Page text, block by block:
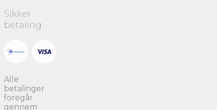
Sikker
betaling
Alle
betalinger
foregår
gennem